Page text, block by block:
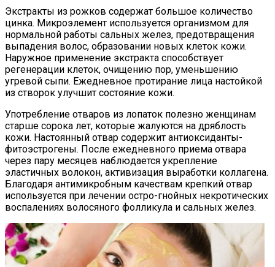
Экстракты из рожков содержат большое количество
цинка. Микроэлемент используется организмом для
нормальной работы сальных желез, предотвращения
выпадения волос, образовании новых клеток кожи.
Наружное применение экстракта способствует
регенерации клеток, очищению пор, уменьшению
угревой сыпи. Ежедневное протирание лица настойкой
из створок улучшит состояние кожи.
Употребление отваров из лопаток полезно женщинам
старше сорока лет, которые жалуются на дряблость
кожи. Настоянный отвар содержит антиоксиданты-
фитоэстрогены. После ежедневного приема отвара
через пару месяцев наблюдается укрепление
эластичных волокон, активизация выработки коллагена.
Благодаря антимикробным качествам крепкий отвар
используется при лечении остро-гнойных некротических
воспалениях волосяного фолликула и сальных желез.